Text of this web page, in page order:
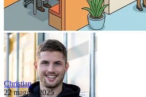
Christian
22 maggio 2025